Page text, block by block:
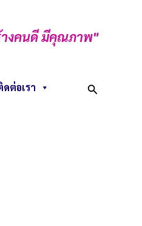
างคนดี มีคุณภาพ"
ดต่อเรา Search